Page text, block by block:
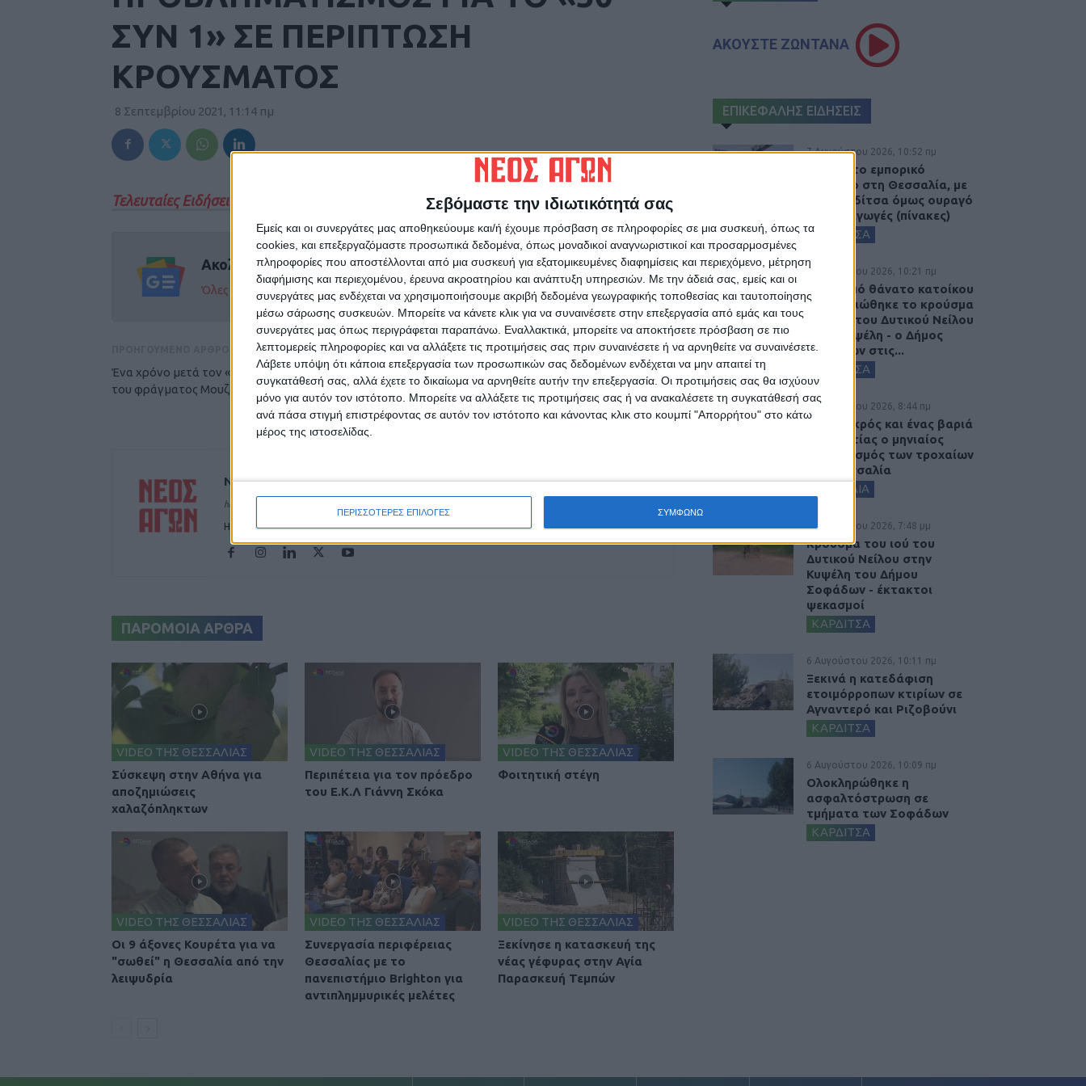
Σεβόμαστε την ιδιωτικότητά σας
Εμείς και οι συνεργάτες μας αποθηκεύουμε και/ή έχουμε πρόσβαση σε πληροφορίες σε μια συσκευή, όπως τα
cookies, και επεξεργαζόμαστε προσωπικά δεδομένα, όπως μοναδικοί αναγνωριστικοί και προσαρμοσμένες
πληροφορίες που αποστέλλονται από μια συσκευή για εξατομικευμένες διαφημίσεις και περιεχόμενο, μέτρηση
διαφήμισης και περιεχομένου, έρευνα ακροατηρίου και ανάπτυξη υπηρεσιών. Με την άδειά σας, εμείς και οι
συνεργάτες μας ενδέχεται να χρησιμοποιήσουμε ακριβή δεδομένα γεωγραφικής τοποθεσίας και ταυτοποίησης
μέσω σάρωσης συσκευών. Μπορείτε να κάνετε κλικ για να συναινέσετε στην επεξεργασία από εμάς και τους
συνεργάτες μας όπως περιγράφεται παραπάνω. Εναλλακτικά, μπορείτε να αποκτήσετε πρόσβαση σε πιο
λεπτομερείς πληροφορίες και να αλλάξετε τις προτιμήσεις σας πριν συναινέσετε ή να αρνηθείτε να συναινέσετε.
Λάβετε υπόψη ότι κάποια επεξεργασία των προσωπικών σας δεδομένων ενδέχεται να μην απαιτεί τη
συγκατάθεσή σας, αλλά έχετε το δικαίωμα να αρνηθείτε αυτήν την επεξεργασία. Οι προτιμήσεις σας θα ισχύουν
μόνο για αυτόν τον ιστότοπο. Μπορείτε να αλλάξετε τις προτιμήσεις σας ή να ανακαλέσετε τη συγκατάθεσή σας
ανά πάσα στιγμή επιστρέφοντας σε αυτόν τον ιστότοπο και κάνοντας κλικ στο κουμπί "Απορρήτου" στο κάτω
μέρος της ιστοσελίδας.
ΠΕΡΙΣΣΟΤΕΡΕΣ ΕΠΙΛΟΓΕΣ ΣΥΜΦΩΝΩ
ΣΥΝ 1» ΣΕ ΠΕΡΙΠΤΩΣΗ
ΚΡΟΥΣΜΑΤΟΣ
8 Σεπτεμβρίου 2021, 11:14 πμ
Τελευταίες Ειδήσεις Σήμερα
Ακολούθησε την εφημερίδα ΝΕΟΣ ΑΓΩΝ στο Google News!
Όλες οι εξελίξεις στην περιοχή της Καρδίτσας και ευρύτερα της Θεσσαλίας
Ένα χρόνο μετά τον «Ιανό» αγνοείται η τύχη
του φράγματος Μουζακίου
ΕΠΟΜΕΝΟ ΑΡΘΡΟ
Ανατιμήσεις στα τρόφιμα: Καθοριστική η
μείωση συντελεστών ΦΠΑ -Η σύγκριση με τις
άλλες χώρες
ΝΕΟΣ ΑΓΩΝ
https://neosagon.gr
Η Αρχαιότερη Καθημερινή Πρωινή Εφημερίδα της Καρδίτσας
ΠΑΡΟΜΟΙΑ ΑΡΘΡΑ
VIDEO ΤΗΣ ΘΕΣΣΑΛΙΑΣ
Σύσκεψη στην Αθήνα για
αποζημιώσεις
χαλαζόπληκτων
VIDEO ΤΗΣ ΘΕΣΣΑΛΙΑΣ
Περιπέτεια για τον πρόεδρο
του Ε.Κ.Λ Γιάννη Σκόκα
VIDEO ΤΗΣ ΘΕΣΣΑΛΙΑΣ
Φοιτητική στέγη
VIDEO ΤΗΣ ΘΕΣΣΑΛΙΑΣ
Οι 9 άξονες Κουρέτα για να
"σωθεί" η Θεσσαλία από την
λειψυδρία
VIDEO ΤΗΣ ΘΕΣΣΑΛΙΑΣ
Συνεργασία περιφέρειας
Θεσσαλίας με το
πανεπιστήμιο Brighton για
αντιπλημμυρικές μελέτες
VIDEO ΤΗΣ ΘΕΣΣΑΛΙΑΣ
Ξεκίνησε η κατασκευή της
νέας γέφυρας στην Αγία
Παρασκευή Τεμπών
ΑΚΟΥΣΤΕ ΖΩΝΤΑΝΑ
ΕΠΙΚΕΦΑΛΗΣ ΕΙΔΗΣΕΙΣ
7 Αυγούστου 2026, 10:52 πμ
Θετικό το εμπορικό
ισοζύγιο στη Θεσσαλία, με
την Καρδίτσα όμως ουραγό
στις εξαγωγές (πίνακες)
ΚΑΡΔΙΤΣΑ
7 Αυγούστου 2026, 10:21 πμ
Μετά από θάνατο κατοίκου
επιβεβαιώθηκε το κρούσμα
του ιού του Δυτικού Νείλου
στην Κυψέλη - ο Δήμος
Σοφάδων στις...
ΚΑΡΔΙΤΣΑ
7 Αυγούστου 2026, 8:44 πμ
Ένας νεκρός και ένας βαριά
τραυματίας ο μηνιαίος
απολογισμός των τροχαίων
στη Θεσσαλία
ΘΕΣΣΑΛΙΑ
6 Αυγούστου 2026, 7:48 μμ
Κρούσμα του ιού του
Δυτικού Νείλου στην
Κυψέλη του Δήμου
Σοφάδων - έκτακτοι
ψεκασμοί
ΚΑΡΔΙΤΣΑ
6 Αυγούστου 2026, 10:11 πμ
Ξεκινά η κατεδάφιση
ετοιμόρροπων κτιρίων σε
Αγναντερό και Ριζοβούνι
ΚΑΡΔΙΤΣΑ
6 Αυγούστου 2026, 10:09 πμ
Ολοκληρώθηκε η
ασφαλτόστρωση σε
τμήματα των Σοφάδων
ΚΑΡΔΙΤΣΑ